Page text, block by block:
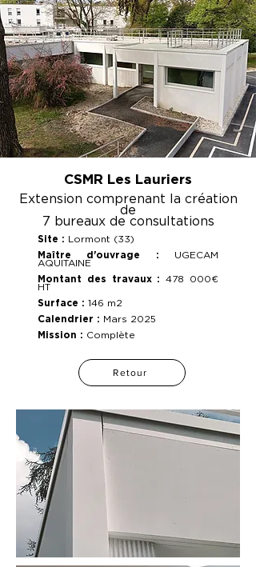
CSMR Les Lauriers
Extension comprenant la création
de
7 bureaux de consultations
Site : Lormont (33)
Maître d'ouvrage : UGECAM
AQUITAINE
Montant des travaux :
478 000€
HT
Surface : 146 m2
Calendrier : Mars 2025
Mission : Complète
Retour